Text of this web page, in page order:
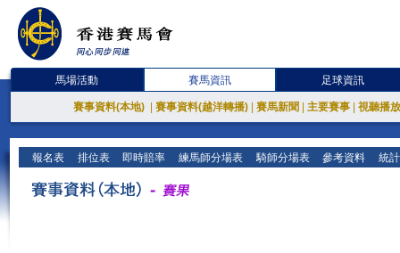
馬場活動 賽馬資訊 足球資訊
賽事資料(本地) 賽事資料(越洋轉播) 賽馬新聞 主要賽事 視聽播
報名表 排位表 即時賠率 練馬師分場表 騎師分場表 參考資料 統